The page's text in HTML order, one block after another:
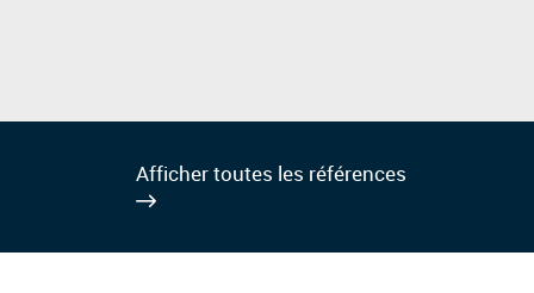
Afficher toutes les références